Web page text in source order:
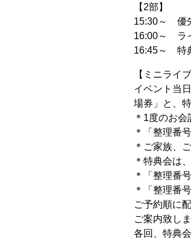
【2部】
15:30～ 優
16:00～ ラ
16:45～ 特
【ミニライ
イベント当
場券」と、
＊1度のお
＊「整理番
＊ご家族、
＊特典会は
＊「整理番
＊「整理番
ご予約順に
ご案内致しま
各回、特典